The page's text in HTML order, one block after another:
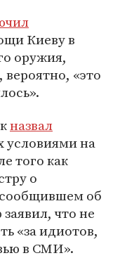
Киеву в
оружия,
«это
назвал
условиями на
того как
о
об
что не
«за идиотов,
в СМИ».